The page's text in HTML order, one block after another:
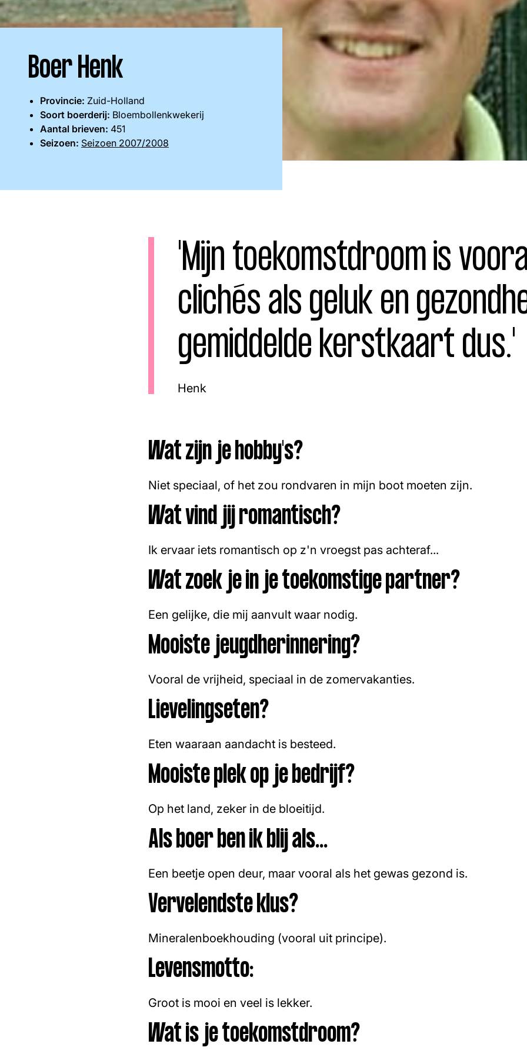
gemist
Online
series
Word lid
Boeren Deedry Julius
Martijn Nieuws Nieuwsbrief Uitzendingen
Boer Henk
Provincie: Zuid-Holland
Soort boerderij: Bloembollenkwekerij
Aantal brieven: 451
Seizoen: Seizoen 2007/2008
'Mijn toekomstdroom is
clichés als geluk en
gemiddelde kerstkaart dus.'
Henk
Wat zijn je hobby's?
Niet speciaal, of het zou rondvaren in mijn boot moeten zijn.
Wat vind jij romantisch?
Ik ervaar iets romantisch op z'n vroegst pas achteraf...
Wat zoek je in je toekomstige partner?
Een gelijke, die mij aanvult waar nodig.
Mooiste jeugdherinnering?
Vooral de vrijheid, speciaal in de zomervakanties.
Lievelingseten?
Eten waaraan aandacht is besteed.
Mooiste plek op je bedrijf?
Op het land, zeker in de bloeitijd.
Als boer ben ik blij als...
Een beetje open deur, maar vooral als het gewas gezond is.
Vervelendste klus?
Mineralenboekhouding (vooral uit principe).
Levensmotto:
Groot is mooi en veel is lekker.
Wat is je toekomstdroom?